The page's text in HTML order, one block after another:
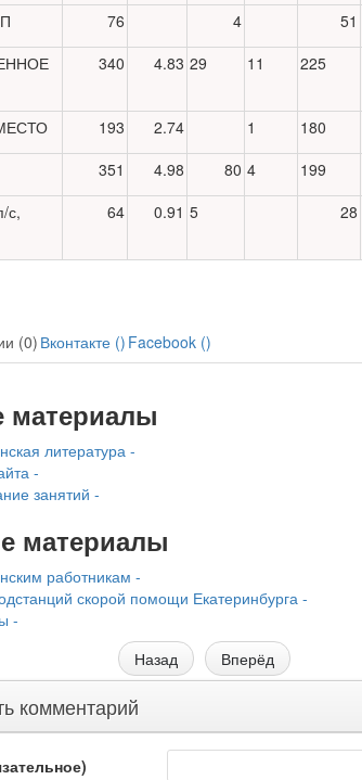
76 4
51
340 4.83 29 11 225
193 2.74 1 180
351 4.98 80 4 199
с,
64 0.91 5 28
(0) Вконтакте () Facebook ()
литература -
-
занятий -
материалы
работникам -
скорой помощи Екатеринбурга -
-
Назад
Вперёд
комментарий